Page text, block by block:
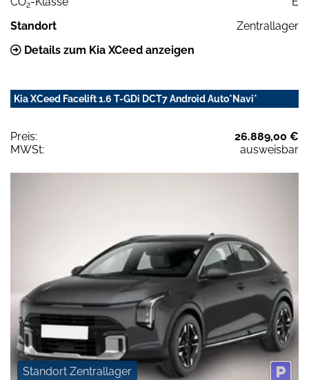
2
Standort
Zentrallager
Details zum Kia XCeed anzeigen
Kia XCeed Facelift 1.6 T-GDi DCT7 Android Auto*Navi*
Preis:
26.889,00 €
MWSt:
ausweisbar
Standort Zentrallager